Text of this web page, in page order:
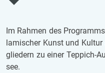
Im Rah­men des
la­mi­scher Kunst und
glie­dern zu einer Tep­pich-
see.